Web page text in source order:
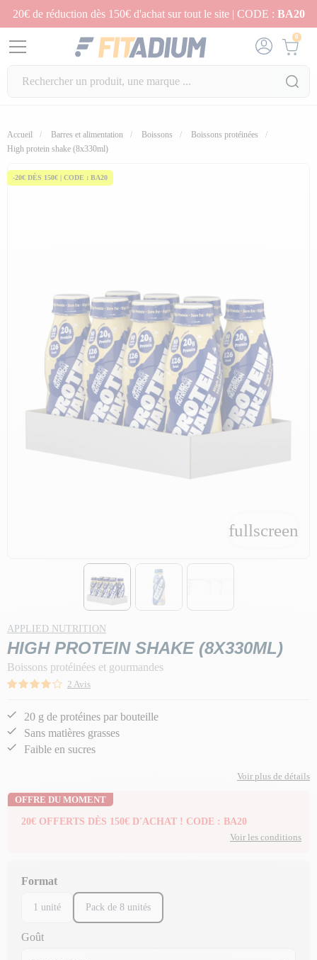
20€ de réduction dès 150€ d'achat sur tout le site | CODE : BA20
0
Accueil Barres et alimentation Boissons
Boissons protéinées
High protein shake (8x330ml)
-20€ DÈS 150€ | CODE : BA20
fullscreen
fullscreen
APPLIED NUTRITION
HIGH PROTEIN SHAKE (8X330ML)
Boissons protéinées et gourmandes
2 Avis
20 g de protéines par bouteille
Sans matières grasses
Faible en sucres
Voir plus de détails
OFFRE DU MOMENT
20€ OFFERTS DÈS 150€ D'ACHAT ! CODE : BA20
Voir les conditions
Format
1 unité Pack de 8 unités
Goût